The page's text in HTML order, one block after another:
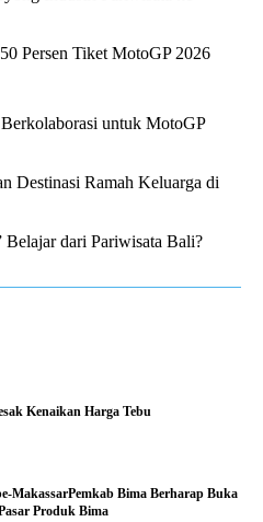
Persen Tiket MotoGP 2026
untuk MotoGP
Destinasi Ramah Keluarga di
dari Pariwisata Bali?
Kenaikan Harga Tebu
MakassarPemkab Bima Berharap Buka
Produk Bima